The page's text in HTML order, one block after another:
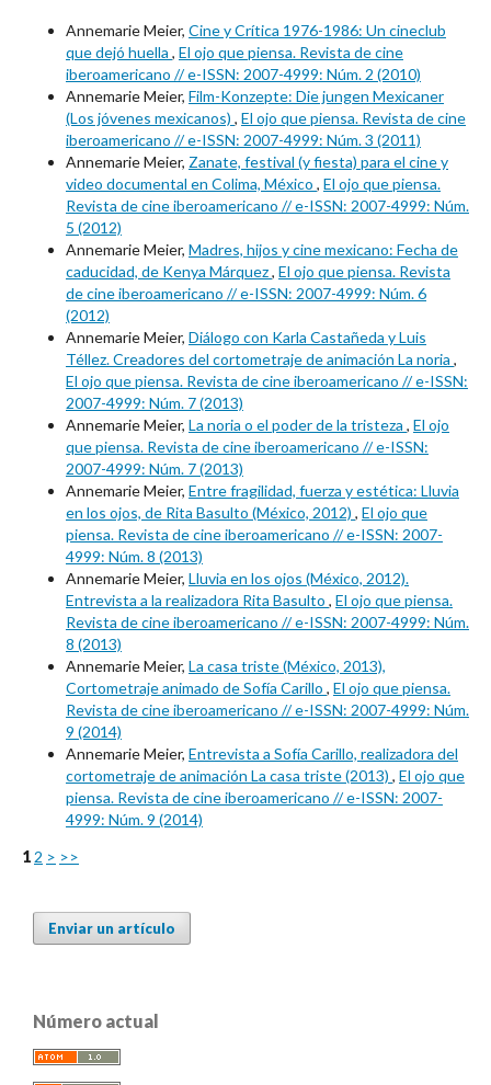
Annemarie Meier, Cine y Crítica 1976-1986: Un cineclub
que dejó huella , El ojo que piensa. Revista de cine
iberoamericano // e-ISSN: 2007-4999: Núm. 2 (2010)
Annemarie Meier, Film-Konzepte: Die jungen Mexicaner
(Los jóvenes mexicanos) , El ojo que piensa. Revista de cine
iberoamericano // e-ISSN: 2007-4999: Núm. 3 (2011)
Annemarie Meier, Zanate, festival (y fiesta) para el cine y
video documental en Colima, México , El ojo que piensa.
Revista de cine iberoamericano // e-ISSN: 2007-4999: Núm.
5 (2012)
Annemarie Meier, Madres, hijos y cine mexicano: Fecha de
caducidad, de Kenya Márquez, El ojo que piensa. Revista
de cine iberoamericano // e-ISSN: 2007-4999: Núm. 6
(2012)
Annemarie Meier, Diálogo con Karla Castañeda y Luis
Téllez. Creadores del cortometraje de animación La noria ,
El ojo que piensa. Revista de cine iberoamericano // e-ISSN:
2007-4999: Núm. 7 (2013)
Annemarie Meier, La noria o el poder de la tristeza , El ojo
que piensa. Revista de cine iberoamericano // e-ISSN:
2007-4999: Núm. 7 (2013)
Annemarie Meier, Entre fragilidad, fuerza y estética: Lluvia
en los ojos, de Rita Basulto (México, 2012) , El ojo que
piensa. Revista de cine iberoamericano // e-ISSN: 2007-
4999: Núm. 8 (2013)
Annemarie Meier, Lluvia en los ojos (México, 2012).
Entrevista a la realizadora Rita Basulto , El ojo que piensa.
Revista de cine iberoamericano // e-ISSN: 2007-4999: Núm.
8 (2013)
Annemarie Meier, La casa triste (México, 2013),
Cortometraje animado de Sofía Carillo , El ojo que piensa.
Revista de cine iberoamericano // e-ISSN: 2007-4999: Núm.
9 (2014)
Annemarie Meier, Entrevista a Sofía Carillo, realizadora del
cortometraje de animación La casa triste (2013) , El ojo que
piensa. Revista de cine iberoamericano // e-ISSN: 2007-
4999: Núm. 9 (2014)
1 2 > >>
Enviar un artículo
Número actual